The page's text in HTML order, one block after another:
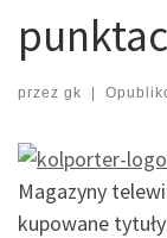
przez gk |
Magazyny
kupowane